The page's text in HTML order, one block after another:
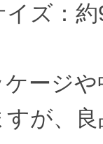
ズ：
ージ
が、